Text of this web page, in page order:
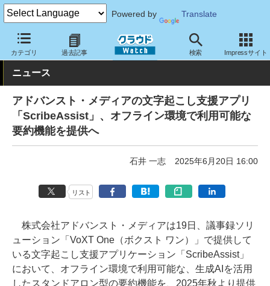
Powered by Translate
カテゴリ 過去記事 検索 Impressサイト
クラウド Watch サービス・ソフト ソフトウェア アプリケー
ニュース
アドバンスト・メディアの文字起こし支援アプリ
「ScribeAssist」、オフライン環境で利用可能な
要約機能を提供へ
石井 一志 2025年6月20日 16:00
リスト
株式会社アドバンスト・メディアは19日、議事録ソリ
ューション「VoXT One（ボクスト ワン）」で提供して
いる文字起こし支援アプリケーション「ScribeAssist」
において、オフライン環境で利用可能な、生成AIを活用
したスタンドアロン型の要約機能を、2025年秋より提供